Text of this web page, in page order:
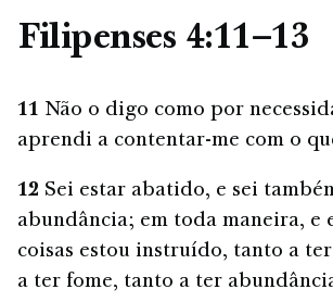
Filipenses 4:11–13
11 Não o digo como por
aprendi a contentar-me com o
12 Sei estar abatido, e sei
abundância; em toda maneira, e
coisas estou instruído, tanto a
a ter fome, tanto a ter